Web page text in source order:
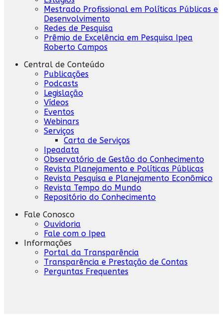
Mestrado Profissional em Políticas Públicas e
Desenvolvimento
Redes de Pesquisa
Prêmio de Excelência em Pesquisa Ipea
Roberto Campos
Central de Conteúdo
Publicações
Podcasts
Legislação
Vídeos
Eventos
Webinars
Serviços
Carta de Serviços
Ipeadata
Observatório de Gestão do Conhecimento
Revista Planejamento e Políticas Públicas
Revista Pesquisa e Planejamento Econômico
Revista Tempo do Mundo
Repositório do Conhecimento
Fale Conosco
Ouvidoria
Fale com o Ipea
Informações
Portal da Transparência
Transparência e Prestação de Contas
Perguntas Frequentes